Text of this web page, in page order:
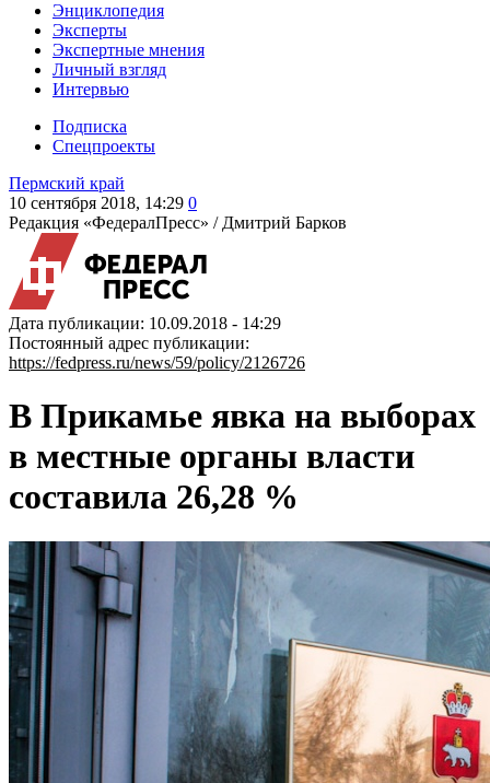
Энциклопедия
Эксперты
Экспертные мнения
Личный взгляд
Интервью
Подписка
Спецпроекты
Пермский край
10 сентября 2018, 14:29 0
Редакция «ФедералПресс» / Дмитрий Барков
Дата публикации: 10.09.2018 - 14:29
Постоянный адрес публикации:
https://fedpress.ru/news/59/policy/2126726
В Прикамье явка на выборах
в местные органы власти
составила 26,28 %